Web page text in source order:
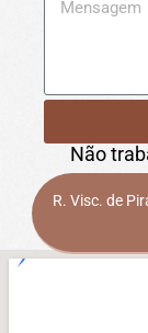
Não
R. Visc. de